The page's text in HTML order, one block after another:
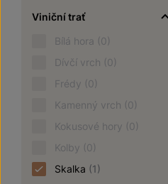
Viniční trať
Bílá hora (0)
Dívčí vrch (0)
Frédy (0)
Kamenný vrch (0)
Kokusové hory (0)
Kolby (0)
Skalka (1)